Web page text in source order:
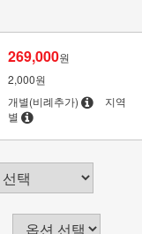
269,000원
2,000원
개별(비례추가)
지역
별